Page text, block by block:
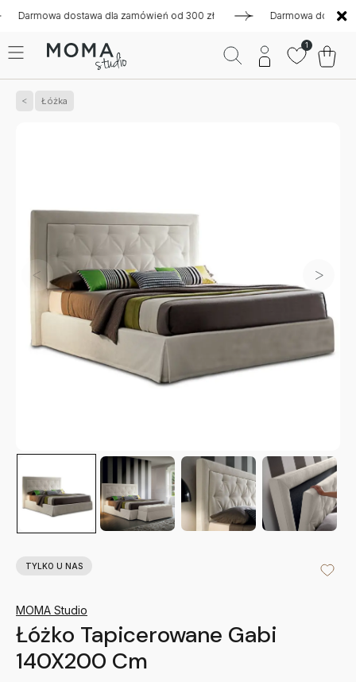
dostawa dla zamówień od 300 zł Darmowa dostawa dla
1
Łóżka
TYLKO U NAS
MOMA Studio
Łóżko Tapicerowane Gabi
140X200 Cm